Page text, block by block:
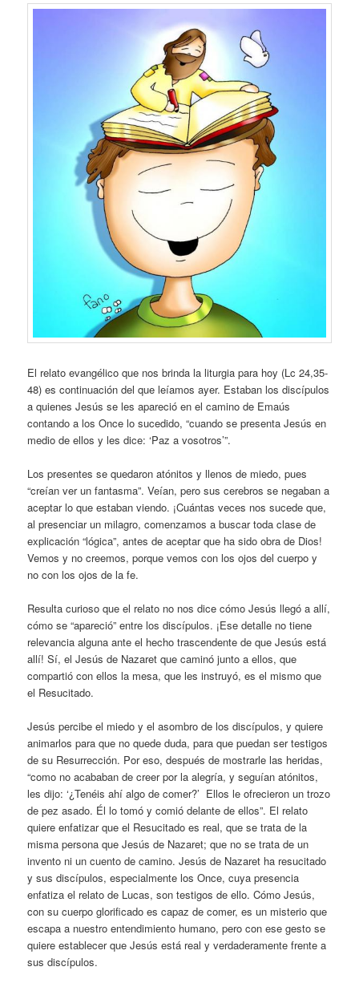
El relato evangélico que nos brinda la liturgia para hoy (Lc 24,35-
48) es continuación del que leíamos ayer. Estaban los discípulos
a quienes Jesús se les apareció en el camino de Emaús
contando a los Once lo sucedido, “cuando se presenta Jesús en
medio de ellos y les dice: ‘Paz a vosotros’”.
Los presentes se quedaron atónitos y llenos de miedo, pues
“creían ver un fantasma”. Veían, pero sus cerebros se negaban a
aceptar lo que estaban viendo. ¡Cuántas veces nos sucede que,
al presenciar un milagro, comenzamos a buscar toda clase de
explicación “lógica”, antes de aceptar que ha sido obra de Dios!
Vemos y no creemos, porque vemos con los ojos del cuerpo y
no con los ojos de la fe.
Resulta curioso que el relato no nos dice cómo Jesús llegó a allí,
cómo se “apareció” entre los discípulos. ¡Ese detalle no tiene
relevancia alguna ante el hecho trascendente de que Jesús está
allí! Sí, el Jesús de Nazaret que caminó junto a ellos, que
compartió con ellos la mesa, que les instruyó, es el mismo que
el Resucitado.
Jesús percibe el miedo y el asombro de los discípulos, y quiere
animarlos para que no quede duda, para que puedan ser testigos
de su Resurrección. Por eso, después de mostrarle las heridas,
“como no acababan de creer por la alegría, y seguían atónitos,
les dijo: ‘¿Tenéis ahí algo de comer?’ Ellos le ofrecieron un trozo
de pez asado. Él lo tomó y comió delante de ellos”. El relato
quiere enfatizar que el Resucitado es real, que se trata de la
misma persona que Jesús de Nazaret; que no se trata de un
invento ni un cuento de camino. Jesús de Nazaret ha resucitado
y sus discípulos, especialmente los Once, cuya presencia
enfatiza el relato de Lucas, son testigos de ello. Cómo Jesús,
con su cuerpo glorificado es capaz de comer, es un misterio que
escapa a nuestro entendimiento humano, pero con ese gesto se
quiere establecer que Jesús está real y verdaderamente frente a
sus discípulos.